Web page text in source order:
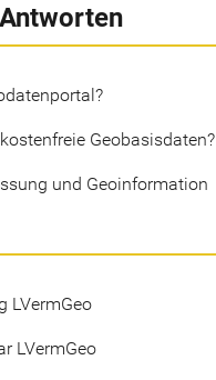
Geobasisdaten?
und Geoinformation
LVermGeo
LVermGeo